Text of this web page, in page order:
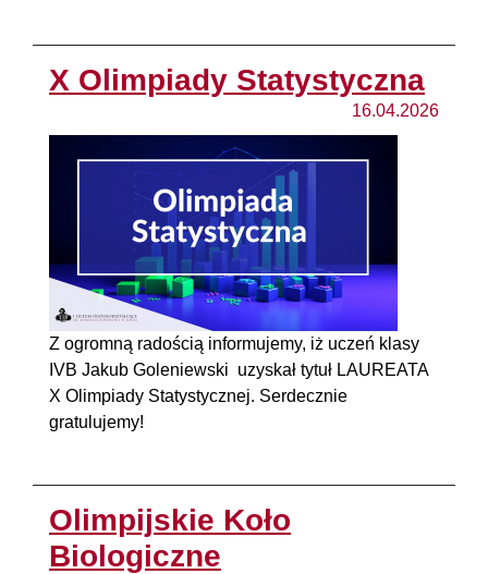
X Olimpiady Statystyczna
16.04.2026
Z ogromną radością informujemy, iż uczeń klasy
IVB Jakub Goleniewski uzyskał tytuł LAUREATA
X Olimpiady Statystycznej. Serdecznie
gratulujemy!
Olimpijskie Koło
Biologiczne